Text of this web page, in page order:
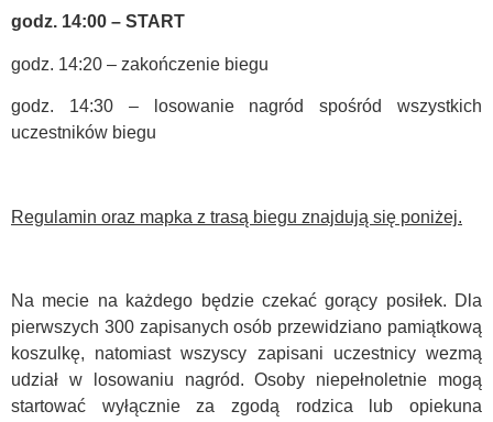
godz. 14:00 – START
godz. 14:20 – zakończenie biegu
godz. 14:30 – losowanie nagród spośród wszystkich
uczestników biegu
Regulamin oraz mapka z trasą biegu znajdują się poniżej.
Na mecie na każdego będzie czekać gorący posiłek. Dla
pierwszych 300 zapisanych osób przewidziano pamiątkową
koszulkę, natomiast wszyscy zapisani uczestnicy wezmą
udział w losowaniu nagród. Osoby niepełnoletnie mogą
startować wyłącznie za zgodą rodzica lub opiekuna